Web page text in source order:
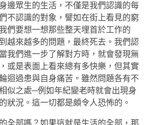
邊眾生的生活，不僅是我們認識的每
不認識的對象，譬如在街上看見的窮
們要想一想那些整天埋首於工作的
越來越多的問題，最終死去。我們認
我們進一步了解對方時，就會發現無
或是表面上看來總有多快樂，但其實
迴過患與自身痛苦。雖然問題各有不
似之處─例如年紀變老時就會出現身
狀況。這一切都是頗令人恐怖的。